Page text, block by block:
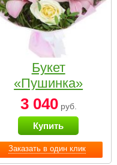
Заказать в один клик
Букет
«Пушинка»
3 040руб.
Купить